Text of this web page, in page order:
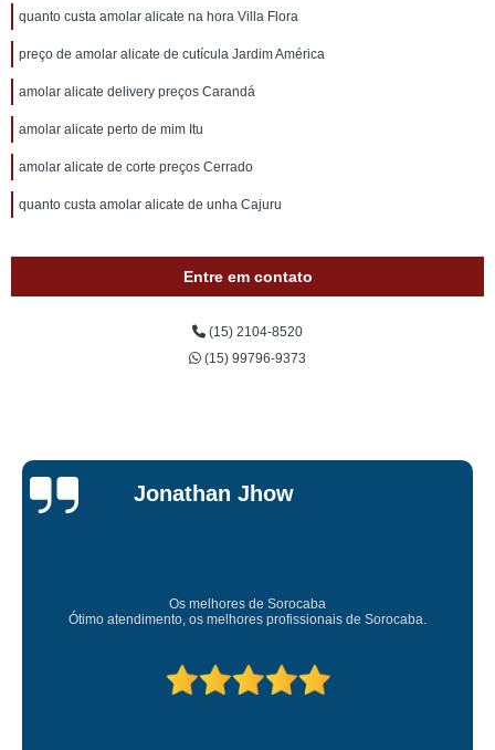
quanto custa amolar alicate na hora Villa Flora
preço de amolar alicate de cutícula Jardim América
amolar alicate delivery preços Carandá
amolar alicate perto de mim Itu
amolar alicate de corte preços Cerrado
quanto custa amolar alicate de unha Cajuru
Entre em contato
(15) 2104-8520
(15) 99796-9373
Jonathan Jhow
Os melhores de Sorocaba
Ótimo atendimento, os melhores profissionais de Sorocaba.